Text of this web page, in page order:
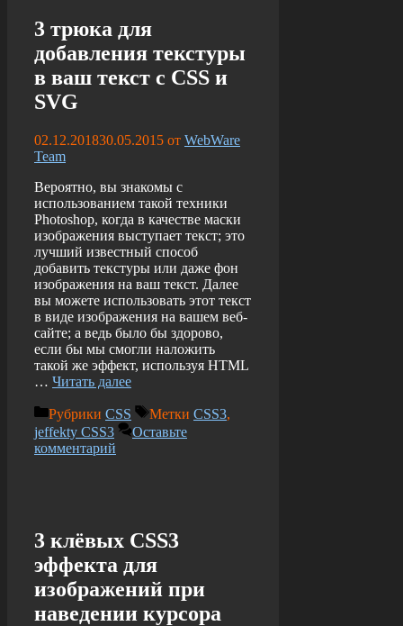
3 трюка для
добавления текстуры
в ваш текст с CSS и
SVG
02.12.201830.05.2015 от WebWare
Team
Вероятно, вы знакомы с
использованием такой техники
Photoshop, когда в качестве маски
изображения выступает текст; это
лучший известный способ
добавить текстуры или даже фон
изображения на ваш текст. Далее
вы можете использовать этот текст
в виде изображения на вашем веб-
сайте; а ведь было бы здорово,
если бы мы смогли наложить
такой же эффект, используя HTML
… Читать далее
Рубрики CSS Метки CSS3,
jeffekty CSS3
Оставьте
комментарий
3 клёвых CSS3
эффекта для
изображений при
наведении курсора